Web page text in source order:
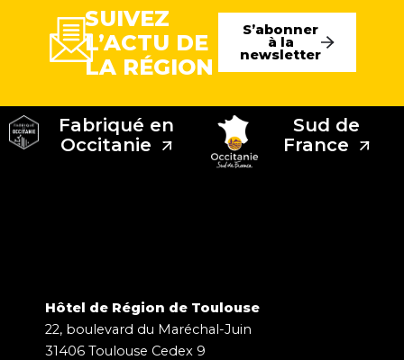
SUIVEZ
L’ACTU DE
LA RÉGION
S’abonner
à la
newsletter
Fabriqué en
Occitanie
Sud de
France
Hôtel de Région de Toulouse
22, boulevard du Maréchal-Juin
31406 Toulouse Cedex 9